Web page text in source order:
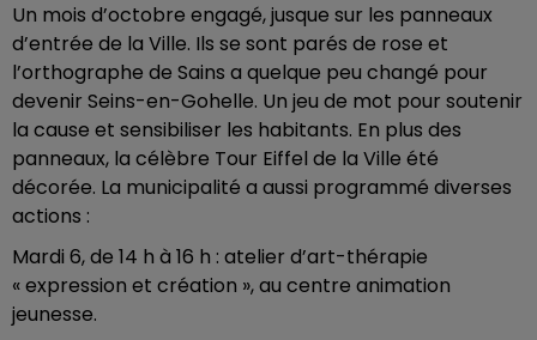
Un mois d’octobre engagé, jusque sur les panneaux
d’entrée de la Ville. Ils se sont parés de rose et
l’orthographe de Sains a quelque peu changé pour
devenir Seins-en-Gohelle. Un jeu de mot pour soutenir
la cause et sensibiliser les habitants. En plus des
panneaux, la célèbre Tour Eiffel de la Ville été
décorée. La municipalité a aussi programmé diverses
actions :
Mardi 6, de 14 h à 16 h : atelier d’art-thérapie
« expression et création », au centre animation
jeunesse.